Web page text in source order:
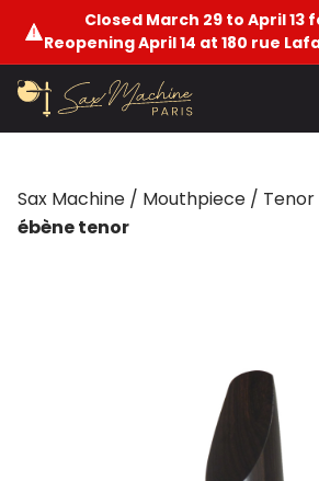
Closed March 29 to April
Reopening April 14 at 180 rue
Sax Machine / Mouthpiece / Tenor
ébène tenor